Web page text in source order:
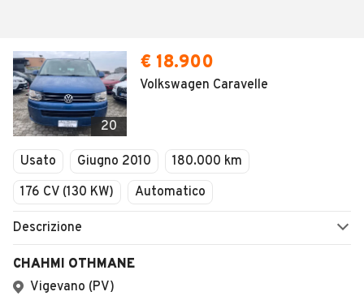
20
€ 18.900
Volkswagen Caravelle
Usato Giugno 2010
180.000 km
176 CV (130 KW)
Automatico
Descrizione
CHAHMI OTHMANE
Vigevano (PV)